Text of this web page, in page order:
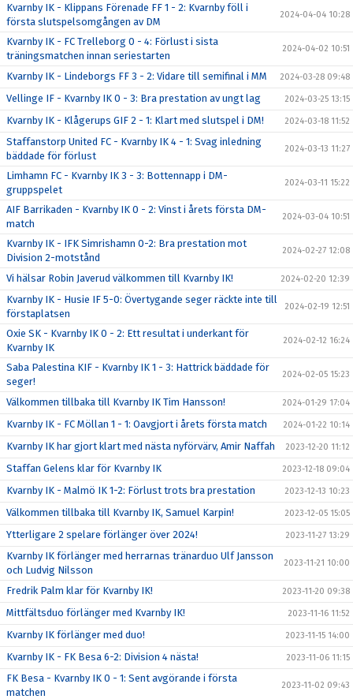
Kvarnby IK - Klippans Förenade FF 1 - 2: Kvarnby föll i
första slutspelsomgången av DM
2024-04-04 10:28
Kvarnby IK - FC Trelleborg 0 - 4: Förlust i sista
träningsmatchen innan seriestarten
2024-04-02 10:51
Kvarnby IK - Lindeborgs FF 3 - 2: Vidare till semifinal i MM 2024-03-28 09:48
Vellinge IF - Kvarnby IK 0 - 3: Bra prestation av ungt lag 2024-03-25 13:15
Kvarnby IK - Klågerups GIF 2 - 1: Klart med slutspel i DM! 2024-03-18 11:52
Staffanstorp United FC - Kvarnby IK 4 - 1: Svag inledning
bäddade för förlust
2024-03-13 11:27
Limhamn FC - Kvarnby IK 3 - 3: Bottennapp i DM-
gruppspelet
2024-03-11 15:22
AIF Barrikaden - Kvarnby IK 0 - 2: Vinst i årets första DM-
match
2024-03-04 10:51
Kvarnby IK - IFK Simrishamn 0-2: Bra prestation mot
Division 2-motstånd
2024-02-27 12:08
Vi hälsar Robin Javerud välkommen till Kvarnby IK! 2024-02-20 12:39
Kvarnby IK - Husie IF 5-0: Övertygande seger räckte inte till
förstaplatsen
2024-02-19 12:51
Oxie SK - Kvarnby IK 0 - 2: Ett resultat i underkant för
Kvarnby IK
2024-02-12 16:24
Saba Palestina KIF - Kvarnby IK 1 - 3: Hattrick bäddade för
seger!
2024-02-05 15:23
Välkommen tillbaka till Kvarnby IK Tim Hansson! 2024-01-29 17:04
Kvarnby IK - FC Möllan 1 - 1: Oavgjort i årets första match 2024-01-22 10:14
Kvarnby IK har gjort klart med nästa nyförvärv, Amir Naffah 2023-12-20 11:12
Staffan Gelens klar för Kvarnby IK 2023-12-18 09:04
Kvarnby IK - Malmö IK 1-2: Förlust trots bra prestation 2023-12-13 10:23
Välkommen tillbaka till Kvarnby IK, Samuel Karpin! 2023-12-05 15:05
Ytterligare 2 spelare förlänger över 2024! 2023-11-27 13:29
Kvarnby IK förlänger med herrarnas tränarduo Ulf Jansson
och Ludvig Nilsson
2023-11-21 10:00
Fredrik Palm klar för Kvarnby IK! 2023-11-20 09:38
Mittfältsduo förlänger med Kvarnby IK! 2023-11-16 11:52
Kvarnby IK förlänger med duo! 2023-11-15 14:00
Kvarnby IK - FK Besa 6-2: Division 4 nästa! 2023-11-06 11:15
FK Besa - Kvarnby IK 0 - 1: Sent avgörande i första
matchen
2023-11-02 09:43